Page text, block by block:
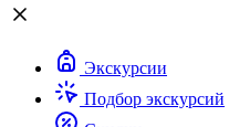
Экскурсии
Подбор экскурсий